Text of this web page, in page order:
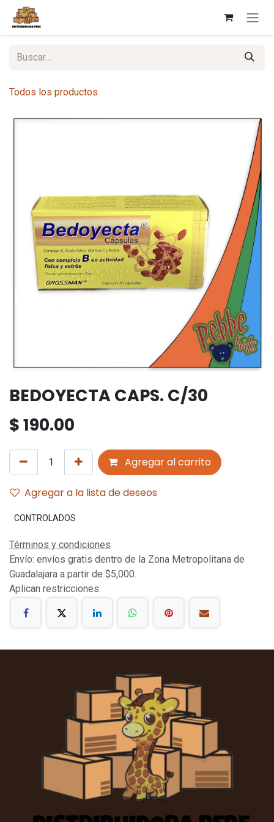
Ir al contenido
Todos los productos
BEDOYECTA CAPS. C/30
$190.00
Agregar al carrito
Agregar a la lista de deseos
CONTROLADOS
Términos y condiciones
Envío: envíos gratis dentro de la Zona Metropolitana de
Guadalajara a partir de $5,000.
Aplican restricciones.